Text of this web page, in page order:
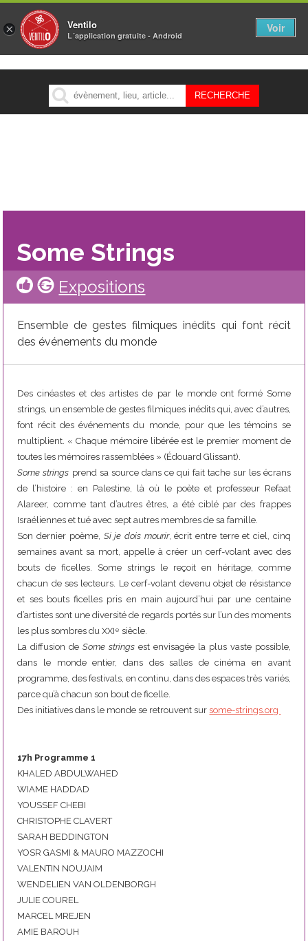
MENU
Some Strings
Expositions
Ensemble de gestes filmiques inédits qui font récit
des événements du monde
Des cinéastes et des artistes de par le monde ont formé Some
strings, un ensemble de gestes filmiques inédits qui, avec d’autres,
font récit des événements du monde, pour que les témoins se
multiplient. « Chaque mémoire libérée est le premier moment de
toutes les mémoires rassemblées » (Édouard Glissant).
Some strings prend sa source dans ce qui fait tache sur les écrans
de l’histoire : en Palestine, là où le poète et professeur Refaat
Alareer, comme tant d’autres êtres, a été ciblé par des frappes
Israéliennes et tué avec sept autres membres de sa famille.
Son dernier poème, Si je dois mourir, écrit entre terre et ciel, cinq
semaines avant sa mort, appelle à créer un cerf-volant avec des
bouts de ficelles. Some strings le reçoit en héritage, comme
chacun de ses lecteurs. Le cerf-volant devenu objet de résistance
et ses bouts ficelles pris en main aujourd’hui par une centaine
d’artistes sont une diversité de regards portés sur l’un des moments
les plus sombres du XXIe siècle.
La diffusion deSome strings est envisagée la plus vaste possible,
dans le monde entier, dans des salles de cinéma en avant
programme, des festivals, en continu, dans des espaces très variés,
parce qu’à chacun son bout de ficelle.
Des initiatives dans le monde se retrouvent sursome-strings.org
17h Programme 1
KHALED ABDULWAHED
WIAME HADDAD
YOUSSEF CHEBI
CHRISTOPHE CLAVERT
SARAH BEDDINGTON
YOSR GASMI & MAURO MAZZOCHI
VALENTIN NOUJAIM
WENDELIEN VAN OLDENBORGH
JULIE COUREL
MARCEL MREJEN
AMIE BAROUH
× Ventilo
L´application gratuite - Android
Voir